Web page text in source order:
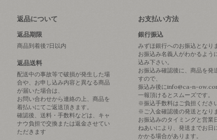
返品について
返品期限
商品到着後7日以内
返品送料
配送中の事故等で破損が発生した場
合や、お申し込み内容と異なる商品
が届いた場合は、
お問い合わせから連絡の上、商品を
着払いにてご返送頂きます。
確認後、送料・手数料などは、キャ
ナウ負担で交換または返金させてい
ただきます
お支払い方法
銀行振込
みずほ銀行へのお振込となり
お振込み名義人がわかるよう
込み下さい。
お振込み確認後に、商品を発
すので、
振込み後にinfo@ca-n-
一報頂けるとスムーズです。
※振込手数料はご負担くださ
※ご入金確認後の発送となり
お振込みのタイミングと営業
ねあいにより、発送までお日
かかる場合があります。